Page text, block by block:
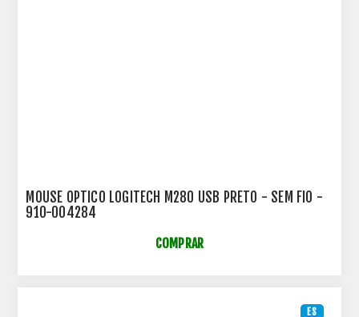
MOUSE OPTICO LOGITECH M280 USB PRETO - SEM FIO -
910-004284
COMPRAR
ES